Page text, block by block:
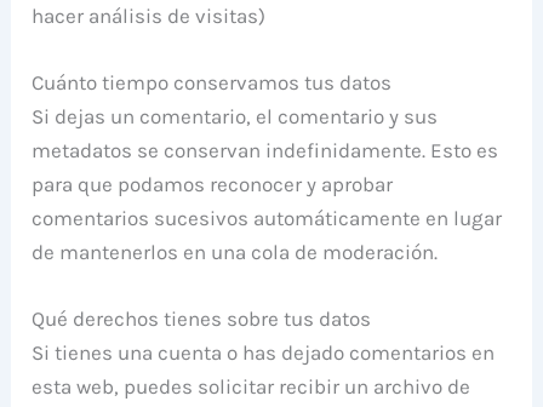
hacer análisis de visitas)
Cuánto tiempo conservamos tus datos
Si dejas un comentario, el comentario y sus
metadatos se conservan indefinidamente. Esto es
para que podamos reconocer y aprobar
comentarios sucesivos automáticamente en lugar
de mantenerlos en una cola de moderación.
Qué derechos tienes sobre tus datos
Si tienes una cuenta o has dejado comentarios en
esta web, puedes solicitar recibir un archivo de